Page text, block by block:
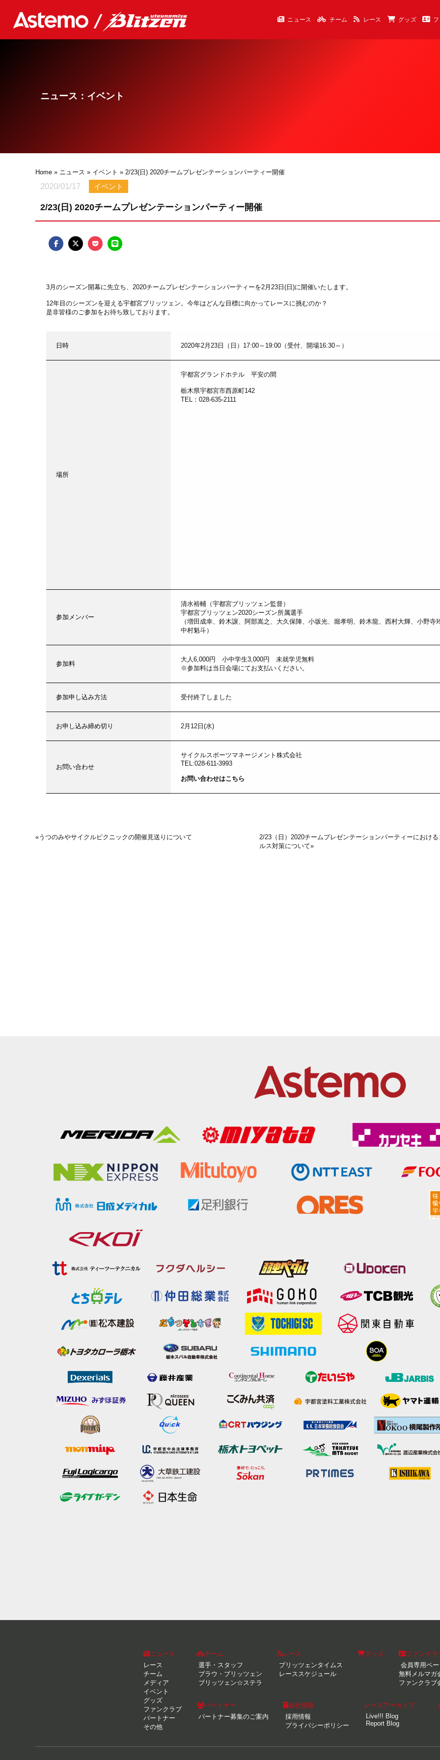
ニュース チーム レース グッズ
ニュース：イベント
Home » ニュース » イベント » 2/23(日) 2020チームプレゼンテーションパーティー開催
2020/01/17 イベント
2/23(日) 2020チームプレゼンテーションパーティー開催
3月のシーズン開幕に先立ち、2020チームプレゼンテーションパーティーを2月23日(日)に開催いたします。
12年目のシーズンを迎える宇都宮ブリッツェン。今年はどんな目標に向かってレースに挑むのか？
是非皆様のご参加をお待ち致しております。
日時 2020年2月23日（日）17:00～19:00（受付、開場16:30～）
場所
宇都宮グランドホテル 平安の間
栃木県宇都宮市西原町142
TEL：028-635-2111
参加メンバー
清水裕輔（宇都宮ブリッツェン監督）
宇都宮ブリッツェン2020シーズン所属選手
（増田成幸、鈴木譲、阿部嵩之、大久保陣、小坂光、堀孝明、鈴木龍、西村大輝、小野寺
中村魁斗）
参加料
大人6,000円 小中学生3,000円 未就学児無料
※参加料は当日会場にてお支払いください。
参加申し込み方法 受付終了しました
お申し込み締め切り 2月12日(水)
お問い合わせ
サイクルスポーツマネージメント株式会社
TEL:028-611-3993
お問い合わせはこちら
«うつのみやサイクルピクニックの開催見送りについて
2/23（日）2020チームプレゼンテーションパーティーにおけ
ルス対策について»
ニュース
レース
チーム
メディア
イベント
グッズ
ファンクラブ
パートナー
その他
チーム
選手・スタッフ
ブラウ・ブリッツェン
ブリッツェン☆ステラ
レース
ブリッツェンタイムス
レーススケジュール
グッズ
ファンクラ
会員専用ペ
無料メルマガ
ファンクラブ
パートナー
パートナー募集のご案内
会社情報
採用情報
プライバシーポリシー
レースアーカイブ
Live!!! Blog
Report Blog